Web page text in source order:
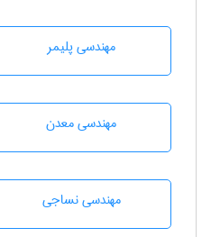
مهندسی پليمر
مهندسی معدن
مهندسي نساجی